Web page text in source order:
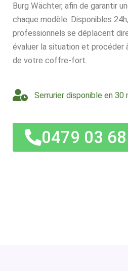
Burg Wächter, afin de garantir
chaque modèle. Disponibles
professionnels se déplacent
évaluer la situation et procéder
de votre coffre-fort.
Serrurier disponible en 30
0479 03